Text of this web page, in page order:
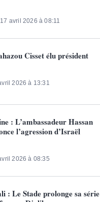
avril 2026 à 08:11
Cisset élu président
2026 à 13:31
: L’ambassadeur Hassan
l’agression d’Israël
2026 à 08:35
: Le Stade prolonge sa série